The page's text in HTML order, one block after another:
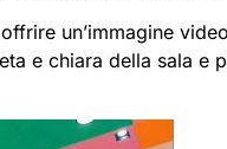
un’immagine
e chiara della sala